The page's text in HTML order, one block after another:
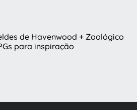
de Havenwood + Zoológico
para inspiração